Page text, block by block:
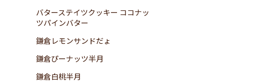
バターステイツクッキー ココナッ
ツパインバター
鎌倉レモンサンドだょ
鎌倉ぴーナッツ半月
鎌倉白桃半月